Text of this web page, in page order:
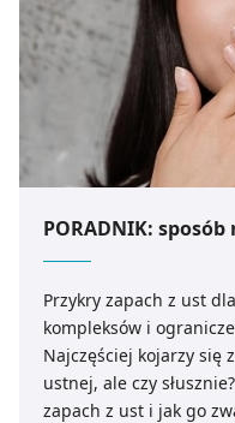
PORADNIK:
Przykry zapach z ust
kompleksów i
Najczęściej kojarzy się
ustnej, ale czy
zapach z ust i jak go